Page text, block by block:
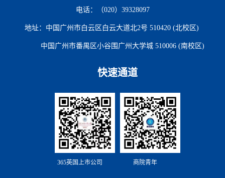
电话：（020）39328097
地址：中国广州市白云区白云大道北2号 510420 (北校区)
中国广州市番禺区小谷围广州大学城 510006 (南校区)
快速通道
365英国上市公司 商院青年